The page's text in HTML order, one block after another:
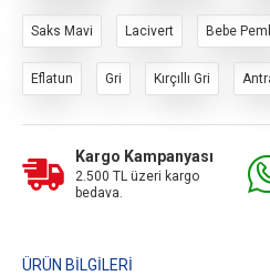
Saks Mavi Lacivert Bebe
Eflatun Gri Kırçıllı Gri
Kargo Kampanyası
2.500 TL üzeri kargo
bedava.
ÜRÜN BILGILERI